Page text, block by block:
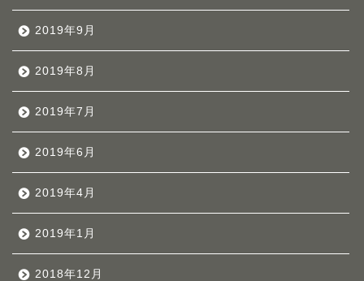
2019年9月
2019年8月
2019年7月
2019年6月
2019年4月
2019年1月
2018年12月